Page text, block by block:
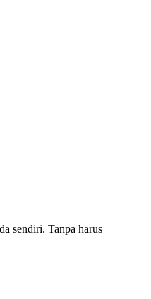
sendiri. Tanpa harus